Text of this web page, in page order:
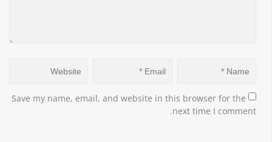
Save my name, email, and website in this browser for the
next time I comment.